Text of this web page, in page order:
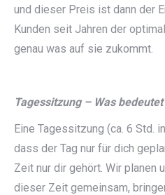
und dieser Preis ist dann der
Kunden seit Jahren der
genau was auf sie zukommt.
Tagessitzung – Was
Eine Tagessitzung (ca. 6 Std.
dass der Tag nur für dich
Zeit nur dir gehört. Wir planen
dieser Zeit gemeinsam,